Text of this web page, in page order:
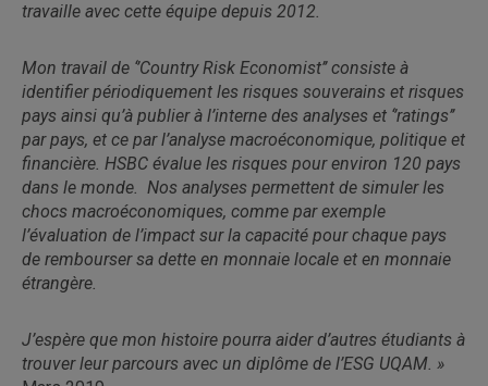
travaille avec cette équipe depuis 2012.
Mon travail de ‘’Country Risk Economist’’ consiste à
identifier périodiquement les risques souverains et risques
pays ainsi qu’à publier à l’interne des analyses et ‘’ratings’’
par pays, et ce par l’analyse macroéconomique, politique et
financière. HSBC évalue les risques pour environ 120 pays
dans le monde. Nos analyses permettent de simuler les
chocs macroéconomiques, comme par exemple
l’évaluation de l’impact sur la capacité pour chaque pays
de rembourser sa dette en monnaie locale et en monnaie
étrangère.
J’espère que mon histoire pourra aider d’autres étudiants à
trouver leur parcours avec un diplôme de l’ESG UQAM. »